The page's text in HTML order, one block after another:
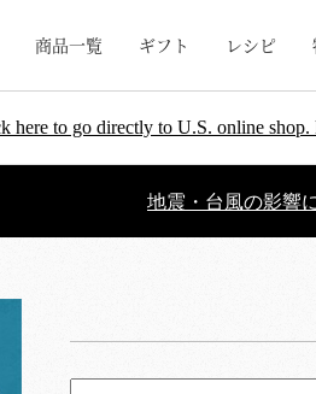
商品一覧 ギフト レシピ
here to go directly to U.S. online
地震・台風の影響